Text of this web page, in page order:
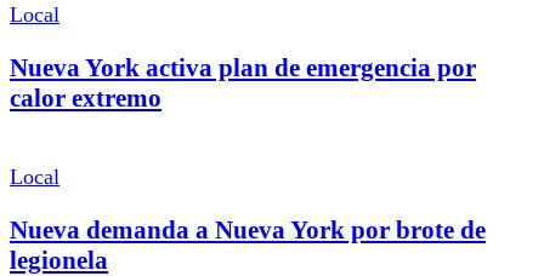
Local
Nueva York activa plan de emergencia por
calor extremo
Local
Nueva demanda a Nueva York por brote de
legionela